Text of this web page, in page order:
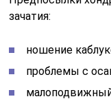
зачатия:
ношение
проблемы с